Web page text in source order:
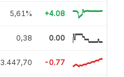
5,61% +4.08
0,38 0.00
3.447,70 -0.77